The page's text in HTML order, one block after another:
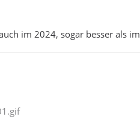
im 2024, sogar besser als